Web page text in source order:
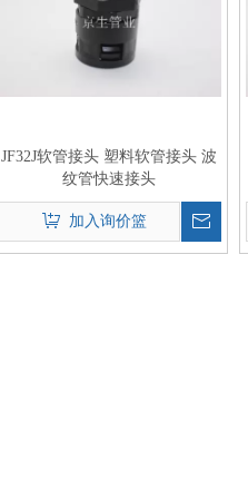
JF32J软管接头 塑料软管接头 波
纹管快速接头
加入询价篮